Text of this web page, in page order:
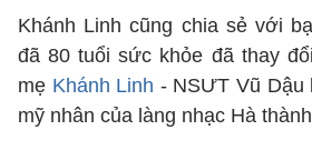
Khánh Linh cũng chia sẻ với
đã 80 tuổi sức khỏe đã thay
mẹ Khánh Linh - NSƯT Vũ Dậu
mỹ nhân của làng nhạc Hà